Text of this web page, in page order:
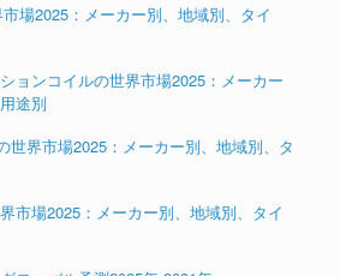
場2025：メーカー別、地域別、タイ
ョンコイルの世界市場2025：メーカー
途別
世界市場2025：メーカー別、地域別、タ
市場2025：メーカー別、地域別、タイ